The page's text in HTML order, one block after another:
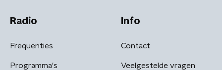
Radio
Frequenties
Programma's
Info
Contact
Veelgestelde vragen